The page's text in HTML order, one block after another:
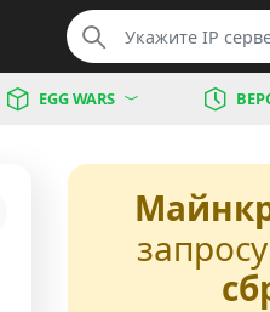
EGG WARS
запросу